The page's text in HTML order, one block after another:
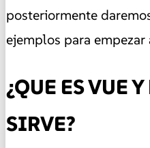
posteriormente
ejemplos para empezar
¿QUE ES VUE
SIRVE?